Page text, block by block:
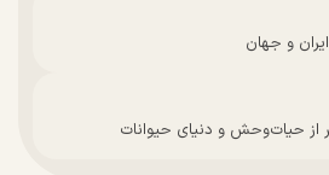
و جهان
از حیات‌وحش و دنیای حیوانات